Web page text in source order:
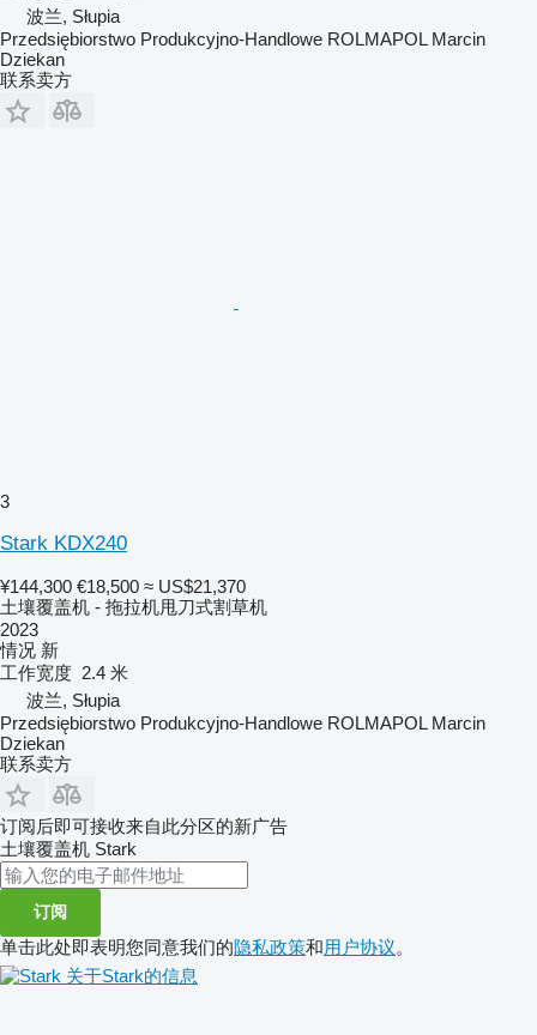
波兰, Słupia
Przedsiębiorstwo Produkcyjno-Handlowe ROLMAPOL Marcin
Dziekan
联系卖方
3
Stark KDX240
¥144,300 €18,500 ≈ US$21,370
土壤覆盖机 - 拖拉机甩刀式割草机
2023
情况 新
工作宽度 2.4 米
波兰, Słupia
Przedsiębiorstwo Produkcyjno-Handlowe ROLMAPOL Marcin
Dziekan
联系卖方
订阅后即可接收来自此分区的新广告
土壤覆盖机 Stark
订阅
单击此处即表明您同意我们的隐私政策和用户协议。
关于Stark的信息